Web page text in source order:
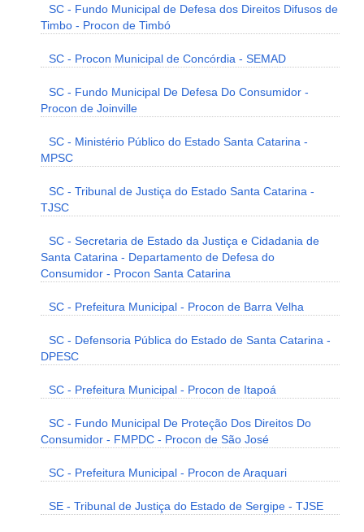
SC - Fundo Municipal de Defesa dos Direitos Difusos de
Timbo - Procon de Timbó
SC - Procon Municipal de Concórdia - SEMAD
SC - Fundo Municipal De Defesa Do Consumidor -
Procon de Joinville
SC - Ministério Público do Estado Santa Catarina -
MPSC
SC - Tribunal de Justiça do Estado Santa Catarina -
TJSC
SC - Secretaria de Estado da Justiça e Cidadania de
Santa Catarina - Departamento de Defesa do
Consumidor - Procon Santa Catarina
SC - Prefeitura Municipal - Procon de Barra Velha
SC - Defensoria Pública do Estado de Santa Catarina -
DPESC
SC - Prefeitura Municipal - Procon de Itapoá
SC - Fundo Municipal De Proteção Dos Direitos Do
Consumidor - FMPDC - Procon de São José
SC - Prefeitura Municipal - Procon de Araquari
SE - Tribunal de Justiça do Estado de Sergipe - TJSE